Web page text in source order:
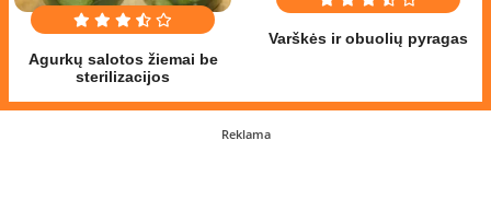
Agurkų salotos žiemai be
sterilizacijos
Varškės ir obuolių pyragas
Reklama